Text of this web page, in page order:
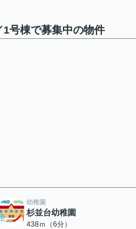
号棟で募集中の物件
幼稚園
杉並台幼稚園
438ｍ（6分）